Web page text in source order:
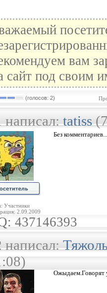
вам
сайт под своим
(голосов: 2)
написал:tatiss
Участники
2.09.2009
Без
437146393
написал:
Ожыдаем.Говорят